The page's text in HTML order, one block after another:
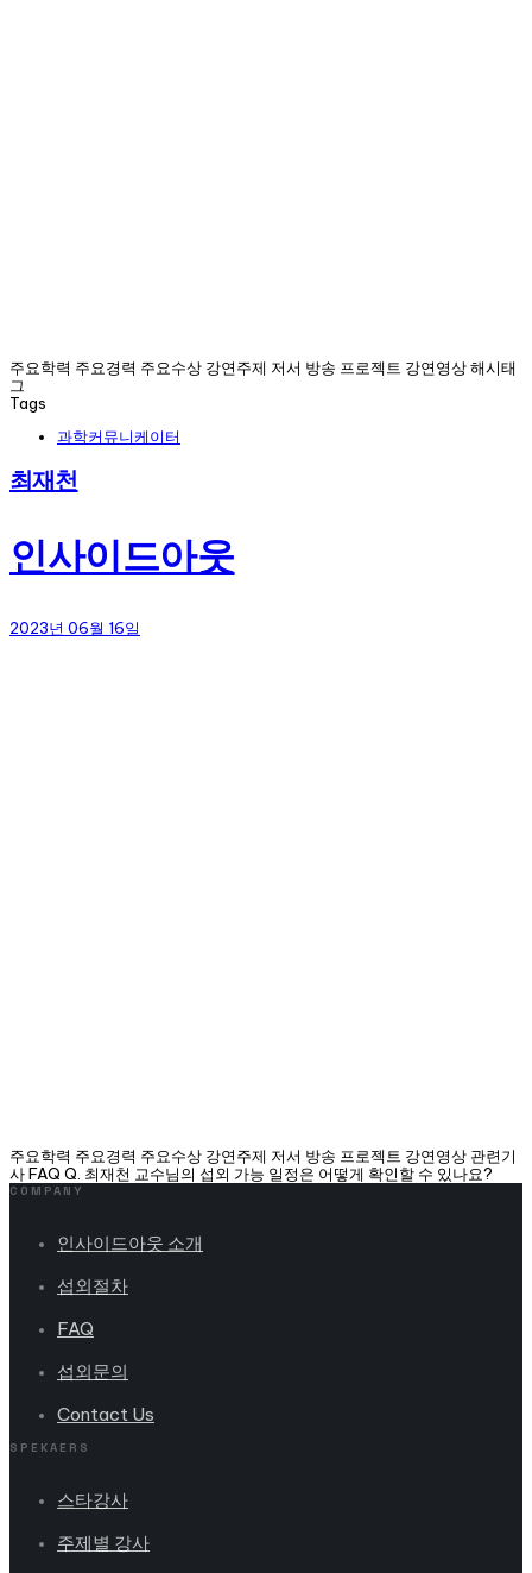
주요학력 주요경력 주요수상 강연주제 저서 방송 프로젝트 강연영상 해시태
그
Tags
과학커뮤니케이터
최재천
인사이드아웃
2023년 06월 16일
주요학력 주요경력 주요수상 강연주제 저서 방송 프로젝트 강연영상 관련기
사 FAQ Q. 최재천 교수님의 섭외 가능 일정은 어떻게 확인할 수 있나요?
COMPANY
인사이드아웃 소개
섭외절차
FAQ
섭외문의
Contact Us
SPEKAERS
스타강사
주제별 강사